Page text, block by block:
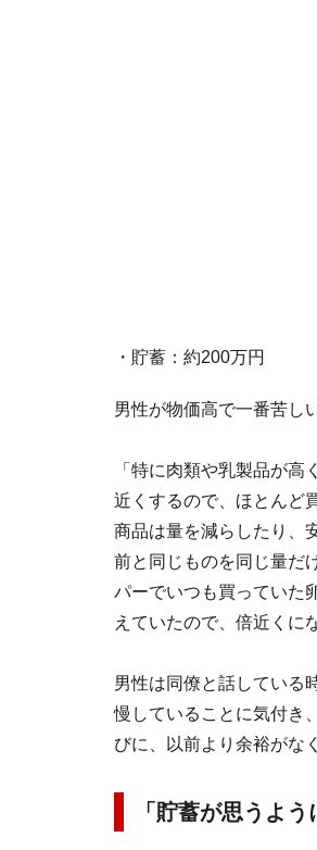
・貯蓄：約200万円
男性が物価高で一番苦し
「特に肉類や乳製品が
近くするので、ほとんど
商品は量を減らしたり、
前と同じものを同じ量だ
パーでいつも買っていた
えていたので、倍近くに
男性は同僚と話している
慢していることに気付き
びに、以前より余裕がな
「貯蓄が思うよ